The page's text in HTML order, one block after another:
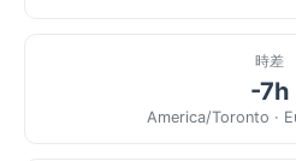
時差
-7h
America/Toronto ·